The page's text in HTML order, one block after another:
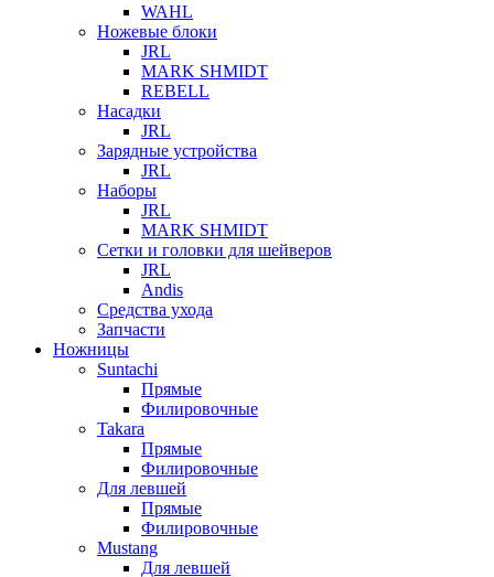
WAHL
Ножевые блоки
JRL
MARK SHMIDT
REBELL
Насадки
JRL
Зарядные устройства
JRL
Наборы
JRL
MARK SHMIDT
Сетки и головки для шейверов
JRL
Andis
Средства ухода
Запчасти
Ножницы
Suntachi
Прямые
Филировочные
Takara
Прямые
Филировочные
Для левшей
Прямые
Филировочные
Mustang
Для левшей